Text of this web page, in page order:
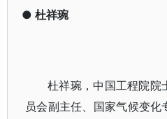
● 杜祥琬
杜祥琬，中国工程院院
员会副主任、国家气候变